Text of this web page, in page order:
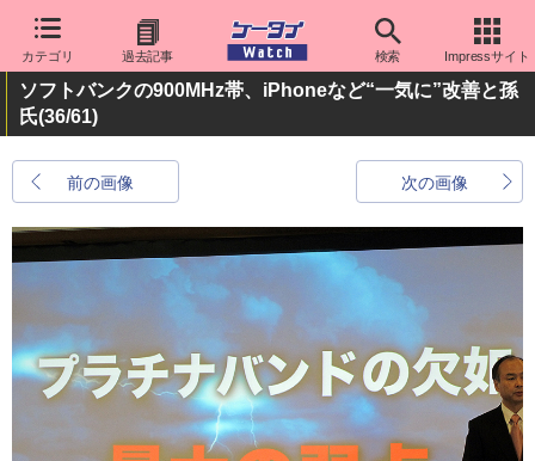
カテゴリ 過去記事 検索 Impressサイト
ソフトバンクの900MHz帯、iPhoneなど“一気に”改善と孫
氏(36/61)
前の画像 次の画像